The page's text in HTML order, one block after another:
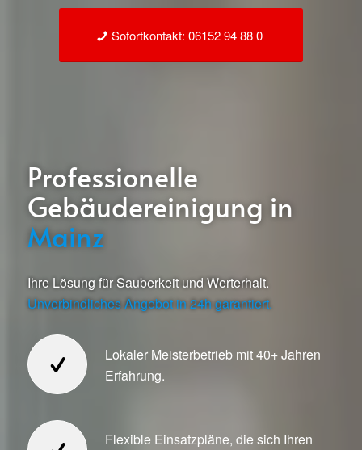
Sofortkontakt: 06152 94 88 0
Professionelle
Gebäudereinigung in
Mainz
Ihre Lösung für Sauberkeit und Werterhalt.
Unverbindliches Angebot in 24h garantiert.
Lokaler Meisterbetrieb mit 40+ Jahren
Erfahrung.
Flexible Einsatzpläne, die sich Ihren